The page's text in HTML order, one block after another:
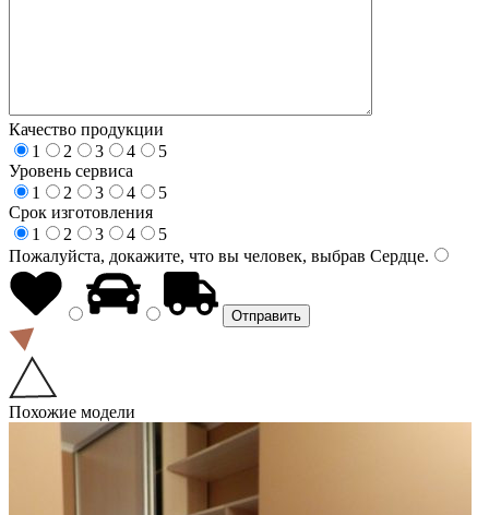
Качество продукции
1
2 3 4
5
Уровень сервиса
1
2 3 4
5
Срок изготовления
1
2 3 4
5
Пожалуйста, докажите, что вы человек, выбрав Сердце.
Похожие модели